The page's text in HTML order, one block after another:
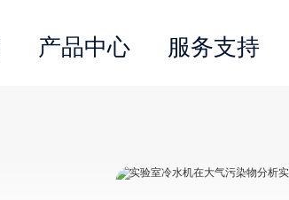
产品中心 服务支持